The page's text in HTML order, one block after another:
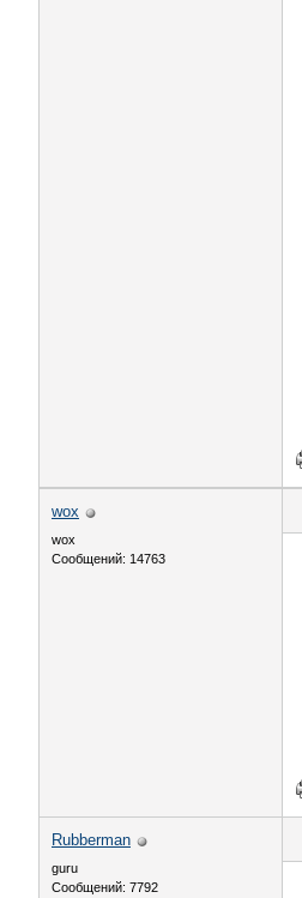
wox
wox
Сообщений: 14763
Rubberman
guru
Сообщений: 7792